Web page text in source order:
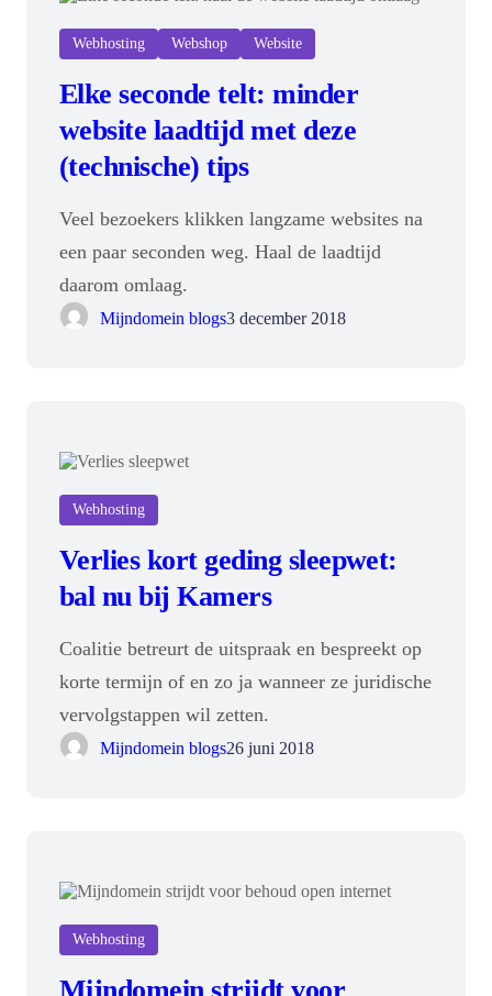
Webhosting Webshop Website
Elke seconde telt: minder
website laadtijd met deze
(technische) tips
Veel bezoekers klikken langzame websites na
een paar seconden weg. Haal de laadtijd
daarom omlaag.
Mijndomein blogs3 december 2018
Webhosting
Verlies kort geding sleepwet:
bal nu bij Kamers
Coalitie betreurt de uitspraak en bespreekt op
korte termijn of en zo ja wanneer ze juridische
vervolgstappen wil zetten.
Mijndomein blogs26 juni 2018
Webhosting